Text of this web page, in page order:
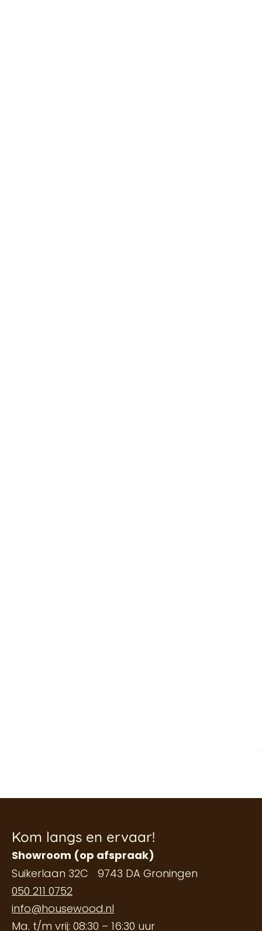
Kom langs en ervaar!
Showroom (op afspraak)
Suikerlaan 32C 9743 DA Groningen
050 211 0752
info@housewood.nl
Ma. t/m vrij: 08:30 – 16:30 uur